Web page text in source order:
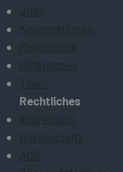
Jobs
Kooperationen
Philosophie
Referenzen
Team
Rechtliches
Impressum
Datenschutz
AGB